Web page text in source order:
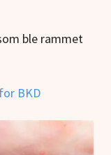
ble rammet
BKD